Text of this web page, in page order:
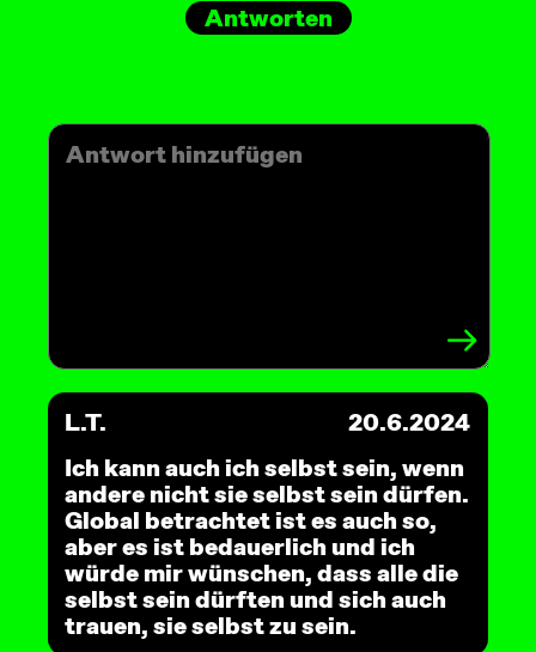
Antworten
L.T.
20.6.2024
Ich kann auch ich selbst sein, wenn
andere nicht sie selbst sein dürfen.
Global betrachtet ist es auch so,
aber es ist bedauerlich und ich
würde mir wünschen, dass alle die
selbst sein dürften und sich auch
trauen, sie selbst zu sein.